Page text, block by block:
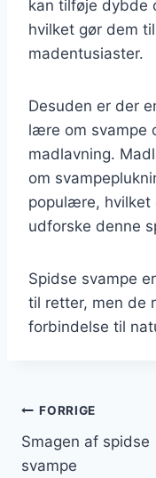
kan tilføje dybde
hvilket gør dem
madentusiaster.
Desuden er der
lære om svampe
madlavning.
om
populære, hvilket
udforske denne
Spidse svampe
til retter, men de
forbindelse til
FORRIGE
Smagen af spidse
svampe